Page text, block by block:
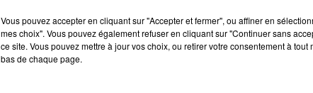
Vous pouvez accepter en cliquant sur "Accepter et fermer", ou affiner en
mes choix". Vous pouvez également refuser en cliquant sur "Continuer sans
ce site. Vous pouvez mettre à jour vos choix, ou retirer votre consentement à
bas de chaque page.